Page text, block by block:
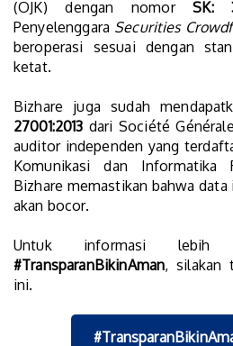
(OJK) dengan nomorSK:
Penyelenggara Securities
beroperasi sesuai dengan
ketat.
Bizhare juga sudah
27001:2013 dari Société
auditor independen yang
Komunikasi dan Informatika
Bizhare memastikan bahwa
akan bocor.
Untuk informasi lebih
#TransparanBikinAman, silakan
ini.